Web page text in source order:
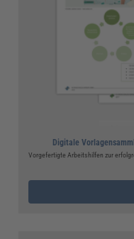
Digitale
Vorgefertigte Arbeitshilfen zur